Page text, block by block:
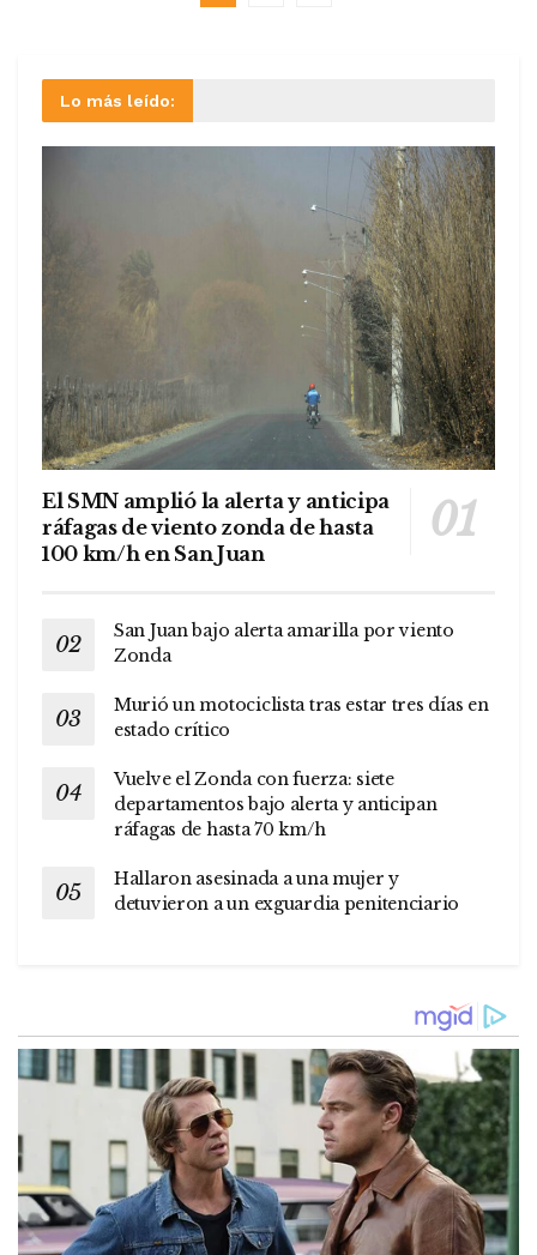
Lo más leído:
El SMN amplió la alerta y anticipa
ráfagas de viento zonda de hasta
100 km/h en San Juan
San Juan bajo alerta amarilla por viento
Zonda
Murió un motociclista tras estar tres días en
estado crítico
Vuelve el Zonda con fuerza: siete
departamentos bajo alerta y anticipan
ráfagas de hasta 70 km/h
Hallaron asesinada a una mujer y
detuvieron a un exguardia penitenciario